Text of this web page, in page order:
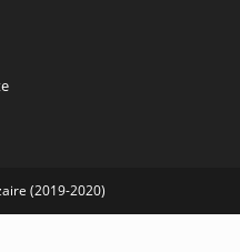
S’ouvre
onglet
(2019-2020)